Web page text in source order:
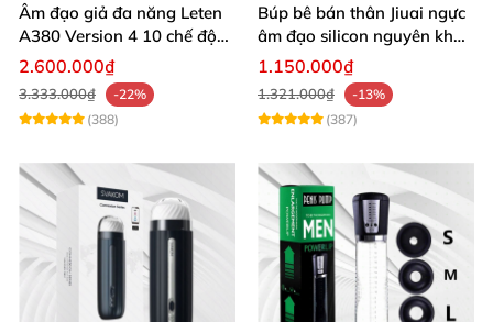
Âm đạo giả đa năng Leten
A380 Version 4 10 chế độ
bú mút sục
2.600.000₫
3.333.000₫
-22%
(388)
Búp bê bán thân Jiuai ngực
âm đạo silicon nguyên khối
cao cấp
1.150.000₫
1.321.000₫
-13%
(387)